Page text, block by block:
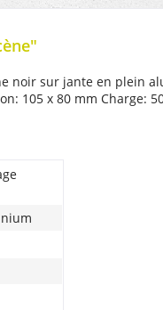
noir sur jante en plein
105 x 80 mm Charge: